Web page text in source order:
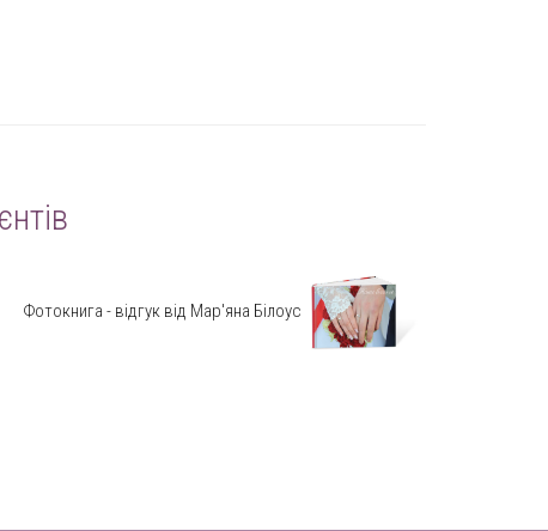
Фотокнига - відгук від Мар'яна Білоус